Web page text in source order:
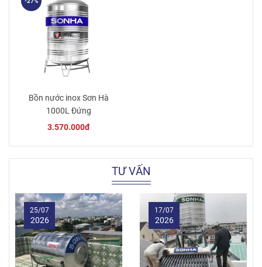
Bồn nước inox Sơn Hà
1000L Đứng
3.570.000đ
TƯ VẤN
25/07
2026
17/07
2026